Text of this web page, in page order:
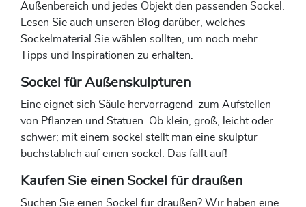
Außenbereich und jedes Objekt den passenden Sockel.
Lesen Sie auch unseren Blog darüber, welches
Sockelmaterial Sie wählen sollten, um noch mehr
Tipps und Inspirationen zu erhalten.
Sockel für Außenskulpturen
Eine eignet sich Säule hervorragend zum Aufstellen
von Pflanzen und Statuen. Ob klein, groß, leicht oder
schwer; mit einem sockel stellt man eine skulptur
buchstäblich auf einen sockel. Das fällt auf!
Kaufen Sie einen Sockel für draußen
Suchen Sie einen Sockel für draußen? Wir haben eine